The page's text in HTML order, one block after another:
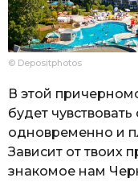
© Depositphotos
В этой
будет чувствовать
одновременно и
Зависит от твоих
знакомое нам